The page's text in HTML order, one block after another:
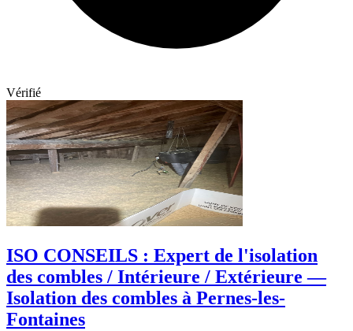
Vérifié
ISO CONSEILS : Expert de l'isolation
des combles / Intérieure / Extérieure —
Isolation des combles à Pernes-les-
Fontaines